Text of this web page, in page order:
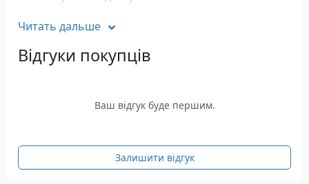
Поворотний стіл з точним регулюванням кута
Мішок для збору стружки та система фіксації
розпилюється: 45 мм
розпилюється: 115 мм
Характеристики торцювальної пили
Читать дальше
Відгуки покупців
Ваш відгук буде першим.
Залишити відгук